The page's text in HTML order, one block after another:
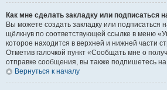
Как мне сделать закладку или подписаться
Вы можете создать закладку или подписаться
щёлкнув по соответствующей ссылке в меню
которое находится в верхней и нижней части
Отметив галочкой пункт «Сообщать мне о
отправке сообщения, вы также подпишетесь
Вернуться к началу